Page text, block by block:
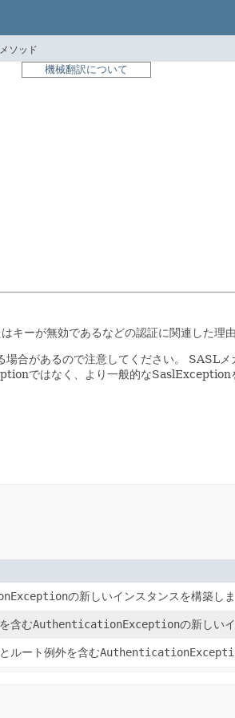
メソッド
機械翻訳について
ーが無効であるなどの認証に関連した理
合があるので注意してください。
SASLメ
ではなく、より一般的なSaslException
の新しいインスタンスを構築しま
含むAuthenticationExceptionの新しい
ルート例外を含む